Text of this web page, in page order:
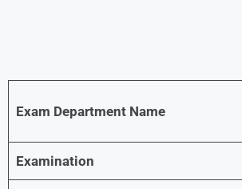
Exam Department Name
Examination